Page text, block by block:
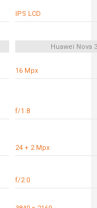
IPS LCD
Huawei Nova 3
16 Mpx
f/1.8
24 + 2 Mpx
f/2.0